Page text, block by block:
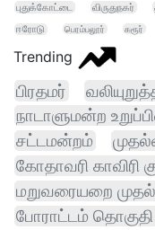
புதுக்கோட்டை
விருதுநகர்
ஈரோடு
பெரம்பலூர் கரூர்
Trending
பிரதமர்
நாடாளுமன்ற
சட்டமன்றம்
கோதாவரி காவிரி
மறுவரையறை
போராட்டம்